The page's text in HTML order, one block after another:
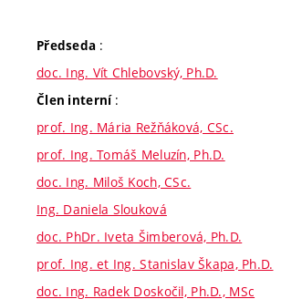
Předseda :
doc. Ing. Vít Chlebovský, Ph.D.
Člen interní :
prof. Ing. Mária Režňáková, CSc.
prof. Ing. Tomáš Meluzín, Ph.D.
doc. Ing. Miloš Koch, CSc.
Ing. Daniela Slouková
doc. PhDr. Iveta Šimberová, Ph.D.
prof. Ing. et Ing. Stanislav Škapa, Ph.D.
doc. Ing. Radek Doskočil, Ph.D., MSc